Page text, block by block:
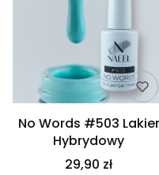
No Words #503 Lakier
Hybrydowy
29,90 zł